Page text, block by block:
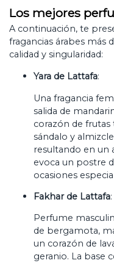
Los mejores
A continuación, te
fragancias árabes más
calidad y singularidad:
Yara de Lattafa:
Una fragancia
salida de
corazón de frutas
sándalo y
resultando en un
evoca un postre
ocasiones
Fakhar de Lattafa:
Perfume
de bergamota,
un corazón de
geranio. La base